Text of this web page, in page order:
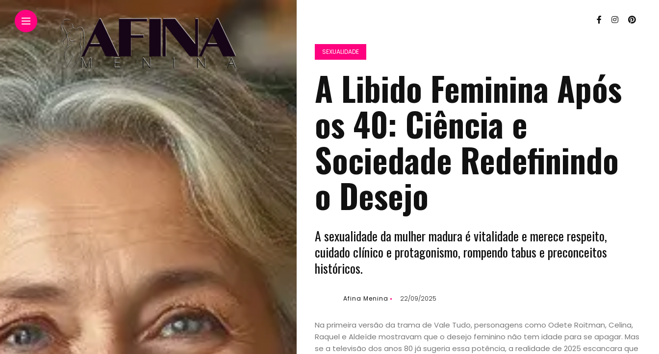
SEXUALIDADE
A Libido Feminina Após
os 40: Ciência e
Sociedade Redefinindo
o Desejo
A sexualidade da mulher madura é vitalidade e merece respeito,
cuidado clínico e protagonismo, rompendo tabus e preconceitos
históricos.
Afina Menina 22/09/2025
Na primeira versão da trama de Vale Tudo, personagens como Odete Roitman, Celina,
Raquel e Aldeíde mostravam que o desejo feminino não tem idade para se apagar. Mas
se a televisão dos anos 80 já sugeria essa potência, a realidade de 2025 escancara que